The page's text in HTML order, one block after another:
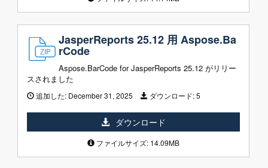
JasperReports 25.12 用 Aspose.Ba
rCode
Aspose.BarCode for JasperReports 25.12 がリリー
スされました
追加した: December 31, 2025 ダウンロード:5
ダウンロード
ファイルサイズ: 14.09MB